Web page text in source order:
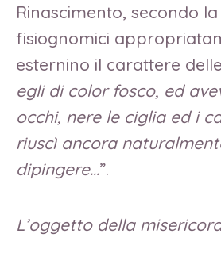
Rinascimento, secondo
fisiognomici
esternino il carattere
egli di color fosco, ed
occhi, nere le ciglia ed i
riuscì ancora
dipingere…”.
L’oggetto della